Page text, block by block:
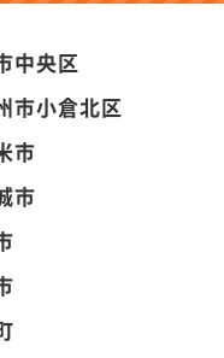
中央区
市小倉北区
市
市